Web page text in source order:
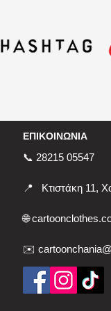
ΕΠΙΚΟΙΝΩΝΙΑ
📞 28215 05547
📍 Κτιστάκη 11,
🌐
✉️